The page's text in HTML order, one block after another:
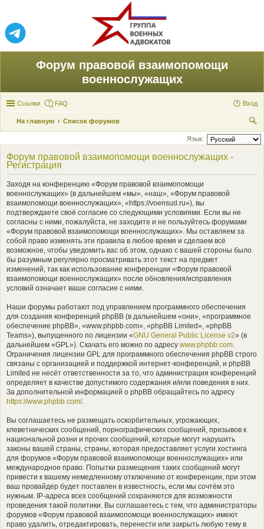
Форум правовой взаимопомощи
военнослужащих
Ссылки FAQ Вход
На главную
Список форумов
ои
Язык:
Форум правовой взаимопомощи военнослужащих -
Регистрация
Заходя на конференцию «Форум правовой взаимопомощи
военнослужащих» (в дальнейшем «мы», «наш», «Форум правовой
взаимопомощи военнослужащих», «https://voensud.ru»), вы
подтверждаете своё согласие со следующими условиями. Если вы не
согласны с ними, пожалуйста, не заходите и не пользуйтесь форумами
«Форум правовой взаимопомощи военнослужащих». Мы оставляем за
собой право изменять эти правила в любое время и сделаем всё
возможное, чтобы уведомить вас об этом, однако с вашей стороны было
бы разумным регулярно просматривать этот текст на предмет
изменений, так как использование конференции «Форум правовой
взаимопомощи военнослужащих» после обновления/исправления
условий означает ваше согласие с ними.
Наши форумы работают под управлением программного обеспечения
для создания конференций phpBB (в дальнейшем «они», «программное
обеспечение phpBB», «www.phpbb.com», «phpBB Limited», «phpBB
Teams»), выпущенного по лицензии «GNU General Public License v2» (в
дальнейшем «GPL»). Скачать его можно по адресу www.phpbb.com.
Ограничения лицензии GPL для программного обеспечения phpBB строго
связаны с организацией и поддержкой интернет-конференций, и phpBB
Limited не несёт ответственности за то, что администрация конференций
определяет в качестве допустимого содержания и/или поведения в них.
За дополнительной информацией о phpBB обращайтесь по адресу
https://www.phpbb.com/.
Вы соглашаетесь не размещать оскорбительных, угрожающих,
клеветнических сообщений, порнографических сообщений, призывов к
национальной розни и прочих сообщений, которые могут нарушить
законы вашей страны, страны, которая предоставляет услуги хостинга
для форумов «Форум правовой взаимопомощи военнослужащих» или
международное право. Попытки размещения таких сообщений могут
привести к вашему немедленному отключению от конференции, при этом
ваш провайдер будет поставлен в известность, если мы сочтём это
нужным. IP-адреса всех сообщений сохраняются для возможности
проведения такой политики. Вы соглашаетесь с тем, что администраторы
форумов «Форум правовой взаимопомощи военнослужащих» имеют
право удалить, отредактировать, перенести или закрыть любую тему в